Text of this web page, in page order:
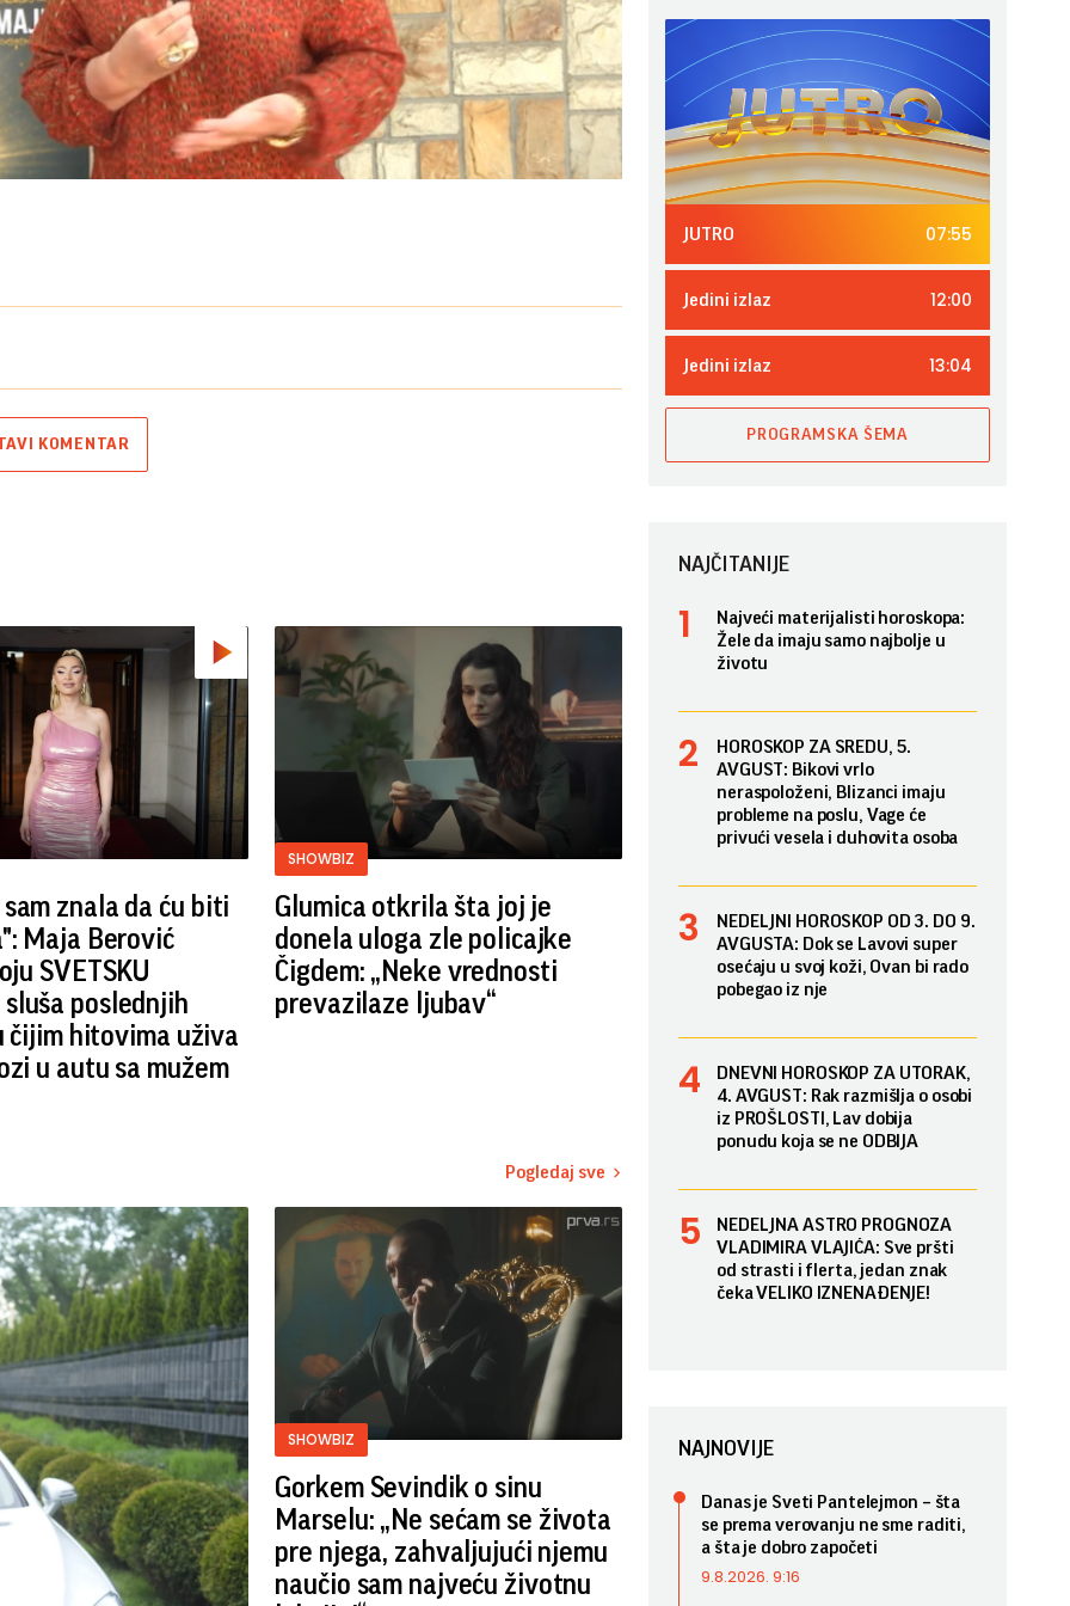
Play
Video
KOMENTAR
znala da ću biti
Maja Berović
SVETSKU
sluša poslednjih
čijim hitovima uživa
u autu sa mužem
SHOWBIZ
Glumica otkrila šta joj je
donela uloga zle policajke
Čigdem: „Neke vrednosti
prevazilaze ljubav“
Pogledaj sve
SHOWBIZ
Gorkem Sevindik o sinu
Marselu: „Ne sećam se života
pre njega, zahvaljujući njemu
naučio sam najveću životnu
JUTRO 07:55
Jedini izlaz 12:00
Jedini izlaz 13:04
PROGRAMSKA ŠEMA
NAJČITANIJE
Najveći materijalisti horoskopa:
Žele da imaju samo najbolje u
životu
HOROSKOP ZA SREDU, 5.
AVGUST: Bikovi vrlo
neraspoloženi, Blizanci imaju
probleme na poslu, Vage će
privući vesela i duhovita osoba
NEDELJNI HOROSKOP OD 3. DO 9.
AVGUSTA: Dok se Lavovi super
osećaju u svoj koži, Ovan bi rado
pobegao iz nje
DNEVNI HOROSKOP ZA UTORAK,
4. AVGUST: Rak razmišlja o osobi
iz PROŠLOSTI, Lav dobija
ponudu koja se ne ODBIJA
NEDELJNA ASTRO PROGNOZA
VLADIMIRA VLAJIĆA: Sve pršti
od strasti i flerta, jedan znak
čeka VELIKO IZNENAĐENJE!
NAJNOVIJE
Danas je Sveti Pantelejmon – šta
se prema verovanju ne sme raditi,
a šta je dobro započeti
9.8.2026. 9:16